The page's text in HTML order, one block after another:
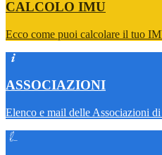
CALCOLO IMU
Ecco come puoi calcolare il tuo
ASSOCIAZIONI
Elenco e mail delle Associazioni